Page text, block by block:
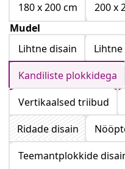
180 x 200 cm
200 x
Mudel
Lihtne disain
Kandiliste plokkidega
Vertikaalsed triibud
Ridade disain
Teemantplokkide